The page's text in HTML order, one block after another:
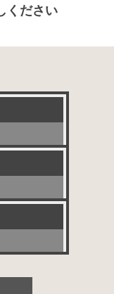
ください